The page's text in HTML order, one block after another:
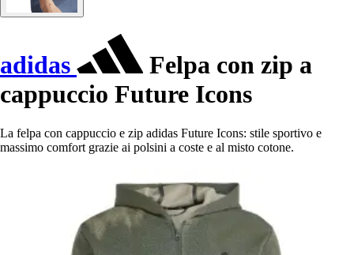
adidas
Felpa con zip a
cappuccio Future Icons
La felpa con cappuccio e zip adidas Future Icons: stile sportivo e
massimo comfort grazie ai polsini a coste e al misto cotone.